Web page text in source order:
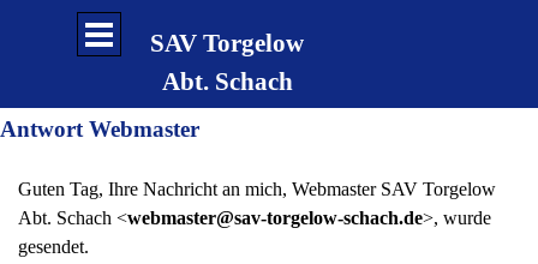
Direkt zum Seiteninhalt
SAV Torgelow
Abt. Schach
Menü überspringen
Antwort Webmaster
Guten Tag, Ihre Nachricht an mich, Webmaster SAV Torgelow
Abt. Schach <webmaster@sav-torgelow-schach.de>, wurde
gesendet.